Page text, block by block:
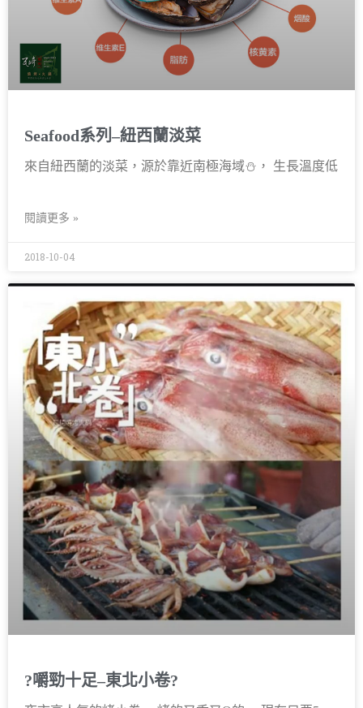
Seafood系列–紐西蘭淡菜
來自紐西蘭的淡菜，源於靠近南極海域⛄， 生長溫度低
閱讀更多 »
2018-10-04
?嚼勁十足–東北小卷?